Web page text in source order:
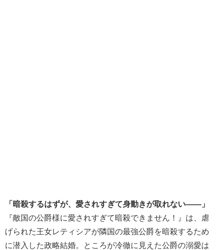
「暗殺するはずが、愛されすぎて身動きが取れない――」
『敵国の公爵様に愛されすぎて暗殺できません！』は、虐
げられた王女レティシアが隣国の最強公爵を暗殺するため
に潜入した政略結婚。ところが冷徹に見えた公爵の溺愛は